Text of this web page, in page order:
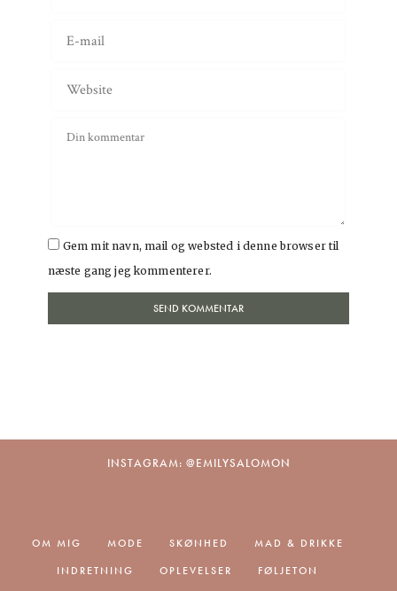
Gem mit navn, mail og websted i denne browser til
næste gang jeg kommenterer.
INSTAGRAM: @EMILYSALOMON
OM MIG MODE SKØNHED
MAD & DRIKKE
INDRETNING
OPLEVELSER FØLJETON